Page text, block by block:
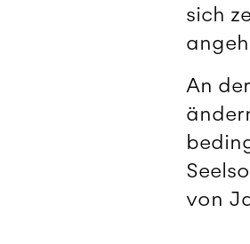
sich
An
von